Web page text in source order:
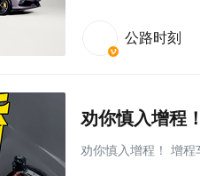
公路时刻
劝你慎入增程
劝你慎入增程！ 增